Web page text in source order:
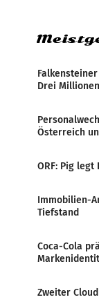
Drei
Österreich
ORF: Pig
Immobilien-
Tiefstand
Coca-Cola
Zweiter